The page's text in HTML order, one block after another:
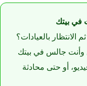
في بيتك
بالعيادات؟
وأنت جالس في بيتك
أو حتى محادثة